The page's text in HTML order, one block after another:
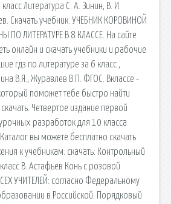
Литература С. А. Зинин, В. И.
Скачать учебник. УЧЕБНИК КОРОВИНОЙ
ПО ЛИТЕРАТУРЕ В 8 КЛАССЕ. На сайте
онлайн и скачать учебники и рабочие
гдз по литературе за 6 класс ,
В.Я., Журавлев В.П. ФГОС. Вклассе -
поможет тебе быстро найти
Четвертое издание первой
разработок для 10 класса
вы можете бесплатно скачать
к учебникам. cкачать: Контрольный
В. Астафьев Конь с розовой
УЧИТЕЛЕЙ: согласно Федеральному
в Российской. Порядковый